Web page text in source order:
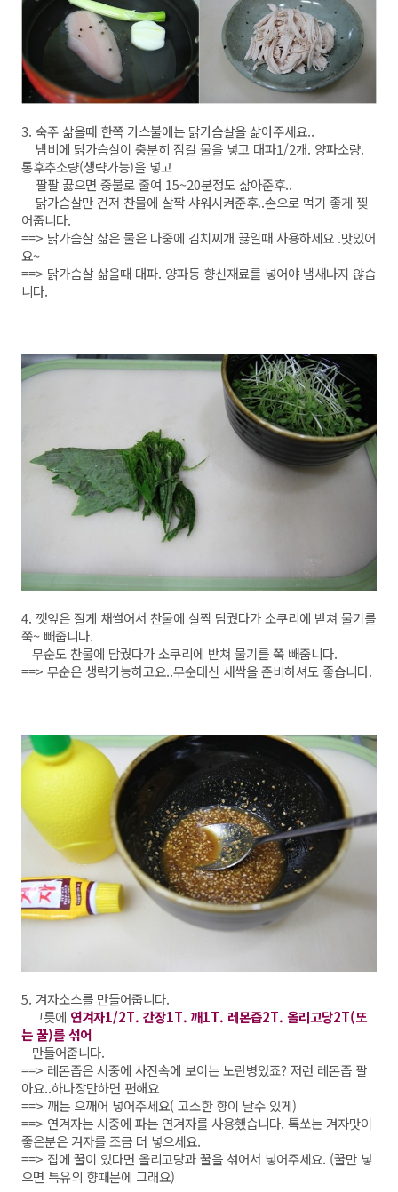
3. 숙주 삶을때 한쪽 가스불에는 닭가슴살을 삶아주세요..
냄비에 닭가슴살이 충분히 잠길 물을 넣고 대파1/2개. 양파소량.
통후추소량(생략가능)을 넣고
팔팔 끓으면 중불로 줄여 15~20분정도 삶아준후..
닭가슴살만 건져 찬물에 살짝 샤워시켜준후..손으로 먹기 좋게 찢
어줍니다.
==> 닭가슴살 삶은 물은 나중에 김치찌개 끓일때 사용하세요 .맛있어
요~
==> 닭가슴살 삶을때 대파. 양파등 향신재료를 넣어야 냄새나지 않습
니다.
4. 깻잎은 잘게 채썰어서 찬물에 살짝 담궜다가 소쿠리에 받쳐 물기를
쭉~ 빼줍니다.
무순도 찬물에 담궜다가 소쿠리에 받쳐 물기를 쭉 빼줍니다.
==> 무순은 생략가능하고요..무순대신 새싹을 준비하셔도 좋습니다.
5. 겨자소스를 만들어줍니다.
그릇에 연겨자1/2T. 간장1T. 깨1T. 레몬즙2T. 올리고당2T(또
는 꿀)를 섞어
만들어줍니다.
==> 레몬즙은 시중에 사진속에 보이는 노란병있죠? 저런 레몬즙 팔
아요..하나장만하면 편해요
==> 깨는 으깨어 넣어주세요( 고소한 향이 날수 있게)
==> 연겨자는 시중에 파는 연겨자를 사용했습니다. 톡쏘는 겨자맛이
좋은분은 겨자를 조금 더 넣으세요.
==> 집에 꿀이 있다면 올리고당과 꿀을 섞어서 넣어주세요. (꿀만 넣
으면 특유의 향때문에 그래요)